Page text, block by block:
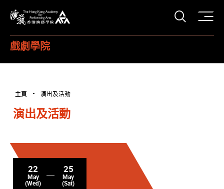
打開
戲劇學院
主頁 演出及活動
演出及活動
22
May
(Wed)
25
May
(Sat)